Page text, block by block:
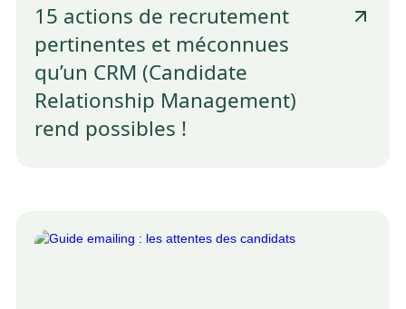
15 actions de recrutement
pertinentes et méconnues
qu’un CRM (Candidate
Relationship Management)
rend possibles !